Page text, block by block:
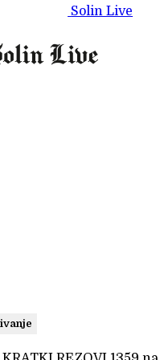
Solin Live